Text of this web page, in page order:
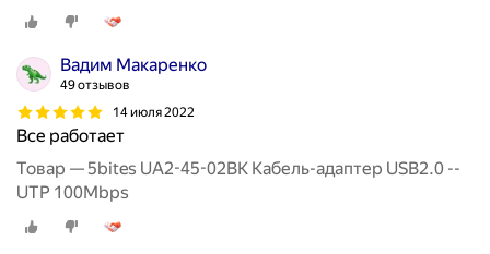
Вадим Макаренко
49 отзывов
14 июля 2022
Все работает
Товар — 5bites UA2-45-02BK Кабель-адаптер USB2.0 --
UTP 100Mbps